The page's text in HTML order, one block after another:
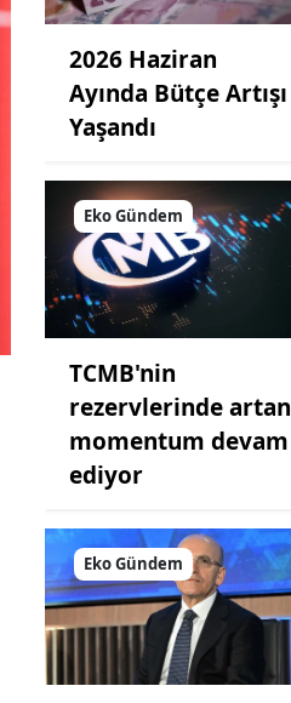
2026 Haziran
Ayında Bütçe Artışı
Yaşandı
Eko Gündem
TCMB'nin
rezervlerinde artan
momentum devam
ediyor
Eko Gündem